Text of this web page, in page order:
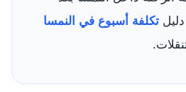
تكلفة أسبوع في النمسا